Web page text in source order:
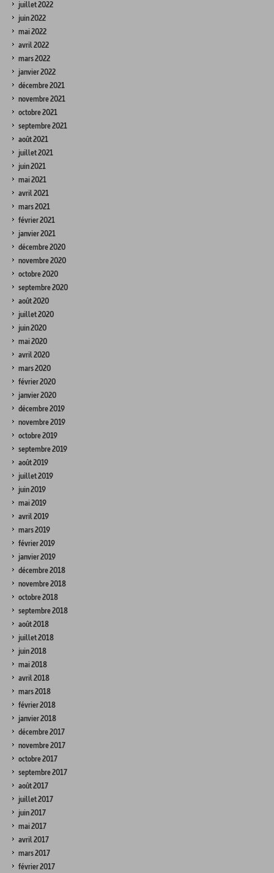
juillet 2022
juin 2022
mai 2022
avril 2022
mars 2022
janvier 2022
décembre 2021
novembre 2021
octobre 2021
septembre 2021
août 2021
juillet 2021
juin 2021
mai 2021
avril 2021
mars 2021
février 2021
janvier 2021
décembre 2020
novembre 2020
octobre 2020
septembre 2020
août 2020
juillet 2020
juin 2020
mai 2020
avril 2020
mars 2020
février 2020
janvier 2020
décembre 2019
novembre 2019
octobre 2019
septembre 2019
août 2019
juillet 2019
juin 2019
mai 2019
avril 2019
mars 2019
février 2019
janvier 2019
décembre 2018
novembre 2018
octobre 2018
septembre 2018
août 2018
juillet 2018
juin 2018
mai 2018
avril 2018
mars 2018
février 2018
janvier 2018
décembre 2017
novembre 2017
octobre 2017
septembre 2017
août 2017
juillet 2017
juin 2017
mai 2017
avril 2017
mars 2017
février 2017